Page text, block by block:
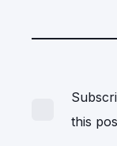
this